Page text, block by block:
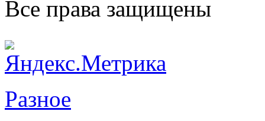
Все права защищены
Разное